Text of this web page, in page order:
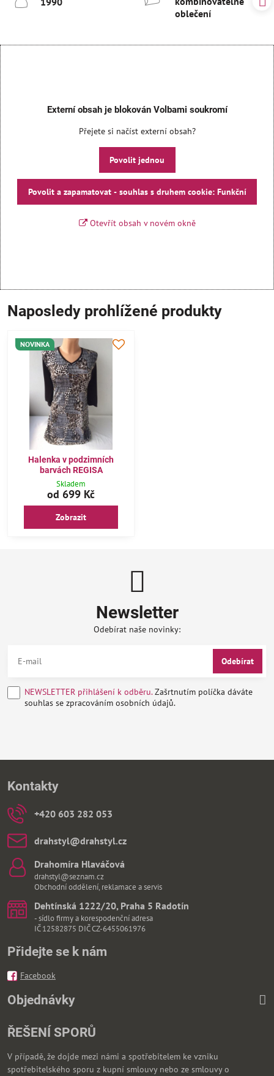
oblečení
Externí obsah je blokován Volbami soukromí
Přejete si načíst externí obsah?
Povolit jednou
Povolit a zapamatovat - souhlas s druhem cookie: Funkční
Otevřít obsah v novém okně
Naposledy prohlížené produkty
NOVINKA
Halenka v podzimních
barvách REGISA
Skladem
od 699 Kč
Zobrazit
Newsletter
Odebírat naše novinky:
Odebírat
NEWSLETTER přihlášení k odběru.Zašrtnutím políčka dáváte
souhlas se zpracováním osobních údajů.
Kontakty
+420 603 282 053
drahstyl​@drahstyl​.cz
Drahomíra Hlaváčová
drahstyl@seznam.cz
Obchodní oddělení, reklamace a servis
Dehtínská 1222/20, Praha 5 Radotín
- sídlo firmy a korespodenční adresa
IČ 12582875 DIČ CZ-6455061976
Přidejte se k nám
Facebook
Objednávky
ŘEŠENÍ SPORŮ
V případě, že dojde mezi námi a spotřebitelem ke vzniku
spotřebitelského sporu z kupní smlouvy nebo ze smlouvy o